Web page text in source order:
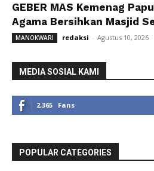
GEBER MAS Kemenag
Agama Bersihkan Masjid
MANOKWARI redaksi - Agustus 10, 2026
MEDIA SOSIAL KAMI
2,365 Fans
POPULAR CATEGORIES